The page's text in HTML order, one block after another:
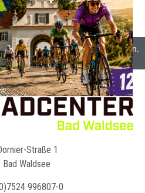
und gegebenenfalls Versandkosten.
Straße 1
Waldsee
996807-0